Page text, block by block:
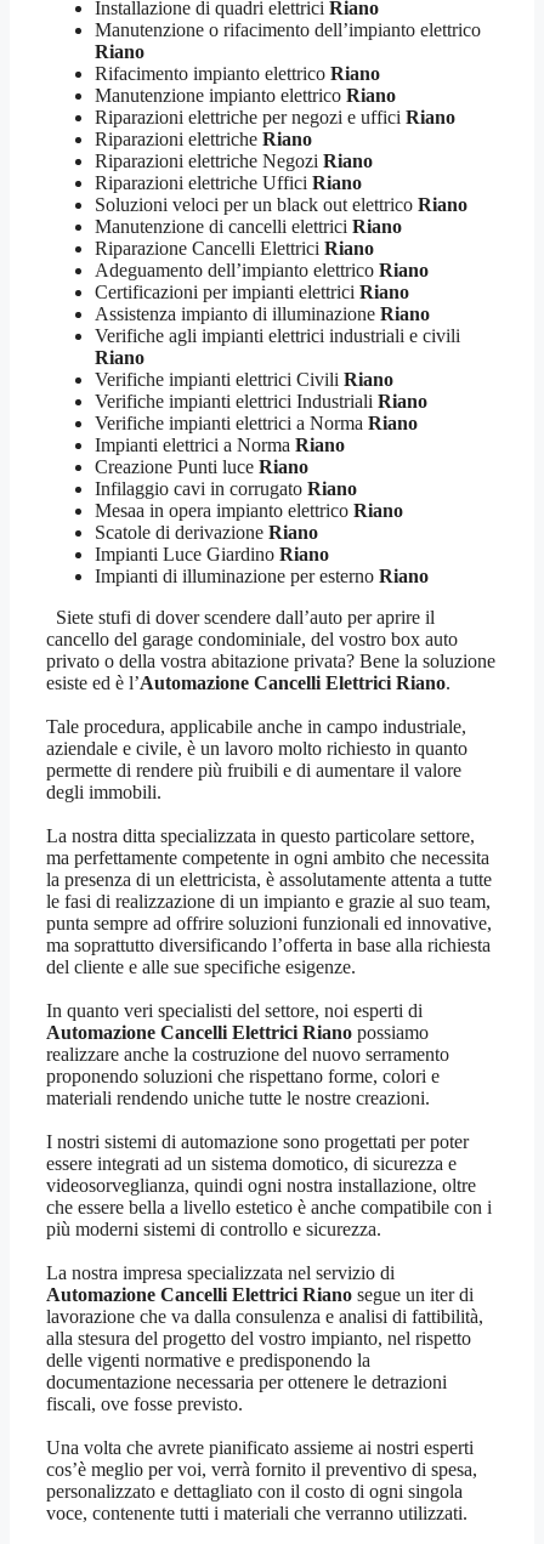
Installazione di quadri elettrici Riano
Manutenzione o rifacimento dell’impianto elettrico
Riano
Rifacimento impianto elettrico Riano
Manutenzione impianto elettrico Riano
Riparazioni elettriche per negozi e uffici Riano
Riparazioni elettriche Riano
Riparazioni elettriche Negozi Riano
Riparazioni elettriche Uffici Riano
Soluzioni veloci per un black out elettrico Riano
Manutenzione di cancelli elettrici Riano
Riparazione Cancelli Elettrici Riano
Adeguamento dell’impianto elettrico Riano
Certificazioni per impianti elettrici Riano
Assistenza impianto di illuminazione Riano
Verifiche agli impianti elettrici industriali e civili
Riano
Verifiche impianti elettrici Civili Riano
Verifiche impianti elettrici Industriali Riano
Verifiche impianti elettrici a Norma Riano
Impianti elettrici a Norma Riano
Creazione Punti luce Riano
Infilaggio cavi in corrugato Riano
Mesaa in opera impianto elettrico Riano
Scatole di derivazione Riano
Impianti Luce Giardino Riano
Impianti di illuminazione per esterno Riano
Siete stufi di dover scendere dall’auto per aprire il
cancello del garage condominiale, del vostro box auto
privato o della vostra abitazione privata? Bene la soluzione
esiste ed è l’Automazione Cancelli Elettrici Riano.
Tale procedura, applicabile anche in campo industriale,
aziendale e civile, è un lavoro molto richiesto in quanto
permette di rendere più fruibili e di aumentare il valore
degli immobili.
La nostra ditta specializzata in questo particolare settore,
ma perfettamente competente in ogni ambito che necessita
la presenza di un elettricista, è assolutamente attenta a tutte
le fasi di realizzazione di un impianto e grazie al suo team,
punta sempre ad offrire soluzioni funzionali ed innovative,
ma soprattutto diversificando l’offerta in base alla richiesta
del cliente e alle sue specifiche esigenze.
In quanto veri specialisti del settore, noi esperti di
Automazione Cancelli Elettrici Riano possiamo
realizzare anche la costruzione del nuovo serramento
proponendo soluzioni che rispettano forme, colori e
materiali rendendo uniche tutte le nostre creazioni.
I nostri sistemi di automazione sono progettati per poter
essere integrati ad un sistema domotico, di sicurezza e
videosorveglianza, quindi ogni nostra installazione, oltre
che essere bella a livello estetico è anche compatibile con i
più moderni sistemi di controllo e sicurezza.
La nostra impresa specializzata nel servizio di
Automazione Cancelli Elettrici Riano segue un iter di
lavorazione che va dalla consulenza e analisi di fattibilità,
alla stesura del progetto del vostro impianto, nel rispetto
delle vigenti normative e predisponendo la
documentazione necessaria per ottenere le detrazioni
fiscali, ove fosse previsto.
Una volta che avrete pianificato assieme ai nostri esperti
cos’è meglio per voi, verrà fornito il preventivo di spesa,
personalizzato e dettagliato con il costo di ogni singola
voce, contenente tutti i materiali che verranno utilizzati.